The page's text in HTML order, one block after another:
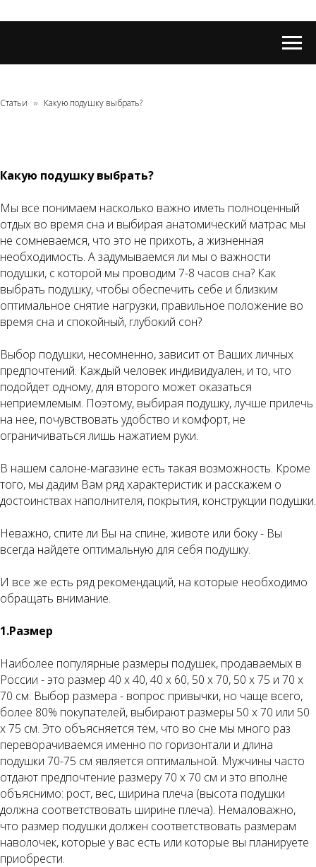
Статьи » Какую подушку выбрать?
Какую подушку выбрать?
Мы все понимаем насколько важно иметь полноценный
отдых во время сна и выбирая анатомический матрас мы
не сомневаемся, что это не прихоть, а жизненная
необходимость. А задумываемся ли мы о важности
подушки, с которой мы проводим 7-8 часов сна? Как
выбрать подушку, чтобы обеспечить себе и близким
оптимальное снятие нагрузки, правильное положение во
время сна и спокойный, глубокий сон?
Выбор подушки, несомненно, зависит от Ваших личных
предпочтений. Каждый человек индивидуален, и то, что
подойдет одному, для второго может оказаться
неприемлемым. Поэтому, выбирая подушку, лучше прилечь
на нее, почувствовать удобство и комфорт, не
ограничиваться лишь нажатием руки.
В нашем салоне-магазине есть такая возможность. Кроме
того, мы дадим Вам ряд характеристик и расскажем о
достоинствах наполнителя, покрытия, конструкции подушки.
Неважно, спите ли Вы на спине, животе или боку - Вы
всегда найдете оптимальную для себя подушку.
И все же есть ряд рекомендаций, на которые необходимо
обращать внимание.
1.Размер
Наиболее популярные размеры подушек, продаваемых в
России - это размер 40 х 40, 40 х 60, 50 х 70, 50 х 75 и 70 х
70 см. Выбор размера - вопрос привычки, но чаще всего,
более 80% покупателей, выбирают размеры 50 х 70 или 50
х 75 см. Это объясняется тем, что во сне мы много раз
переворачиваемся именно по горизонтали и длина
подушки 70-75 см является оптимальной. Мужчины часто
отдают предпочтение размеру 70 х 70 см и это вполне
объяснимо: рост, вес, ширина плеча (высота подушки
должна соответствовать ширине плеча). Немаловажно,
что размер подушки должен соответствовать размерам
наволочек, которые у вас есть или которые вы планируете
приобрести.